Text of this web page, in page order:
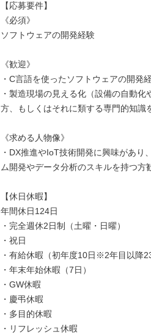
【応募要件】
《必須》
ソフトウェアの開発経験
《歓迎》
・C言語を使ったソフトウェアの開発
・製造現場の見える化（設備の自動
方、もしくはそれに類する専門的知識
《求める人物像》
・DX推進やIoT技術開発に興味があ
ム開発やデータ分析のスキルを持つ方
【休日休暇】
年間休日124日
・完全週休2日制（土曜・日曜）
・祝日
・有給休暇（初年度10日※2年目以降23
・年末年始休暇（7日）
・GW休暇
・慶弔休暇
・多目的休暇
・リフレッシュ休暇